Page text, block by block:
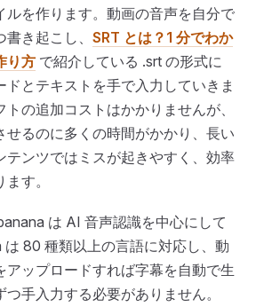
ルを作ります。動画の音声を自分で
き起こし、 SRT とは？1 分でわか
り方 で紹介している .srt の形式に
とテキストを手で入力していきま
の追加コストはかかりませんが、
せるのに多くの時間がかかり、長い
テンツではミスが起きやすく、効率
す。
は AI 音声認識を中心にして
80 種類以上の言語に対応し、動
アップロードすれば字幕を自動で生
手入力する必要がありません。